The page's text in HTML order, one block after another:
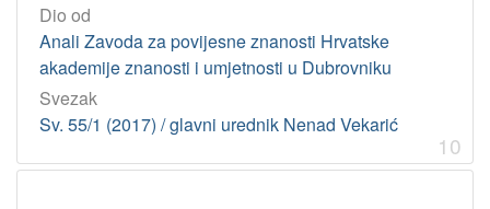
Dio od
Anali Zavoda za povijesne znanosti Hrvatske
akademije znanosti i umjetnosti u Dubrovniku
Svezak
Sv. 55/1 (2017) / glavni urednik Nenad Vekarić
10